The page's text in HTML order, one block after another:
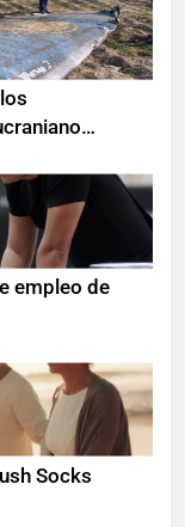
empleo de
Socks